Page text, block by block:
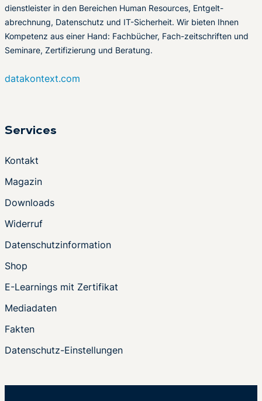
dienstleister in den Bereichen Human Resources, Entgelt-
abrechnung, Datenschutz und IT-Sicherheit. Wir bieten Ihnen
Kompetenz aus einer Hand: Fachbücher, Fach-zeitschriften und
Seminare, Zertifizierung und Beratung.
datakontext.com
Services
Kontakt
Magazin
Downloads
Widerruf
Datenschutzinformation
Shop
E-Learnings mit Zertifikat
Mediadaten
Fakten
Datenschutz-Einstellungen